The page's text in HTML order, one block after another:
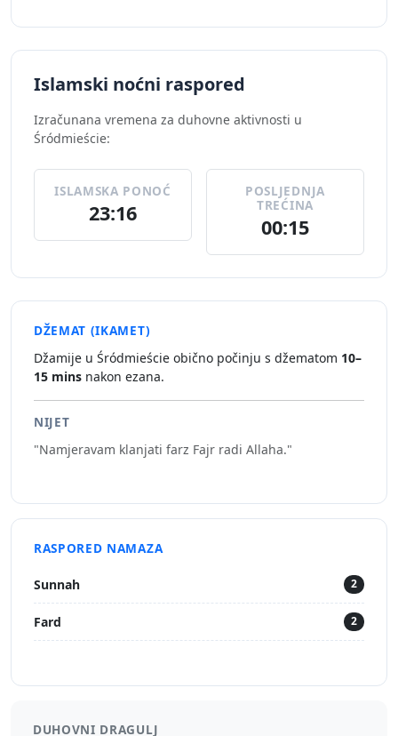
Islamski noćni raspored
Izračunana vremena za duhovne aktivnosti u
Śródmieście:
ISLAMSKA PONOĆ
23:16
POSLJEDNJA
TREĆINA
00:15
DŽEMAT (IKAMET)
Džamije u Śródmieście obično počinju s džematom 10–
15 mins nakon ezana.
NIJET
"Namjeravam klanjati farz Fajr radi Allaha."
RASPORED NAMAZA
Sunnah 2
Fard 2
DUHOVNI DRAGULJ